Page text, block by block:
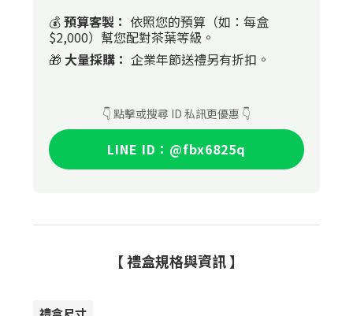
💰預算客製： 依照您的預算（如：每盒
$2,000）幫您配對茶葉等級。
🎁 大量採購： 企業年節送禮另有折扣。
👇 點擊或搜尋 ID 私訊更優惠 👇
LINE ID：@fbx6825q
【 禮盒規格與資訊 】